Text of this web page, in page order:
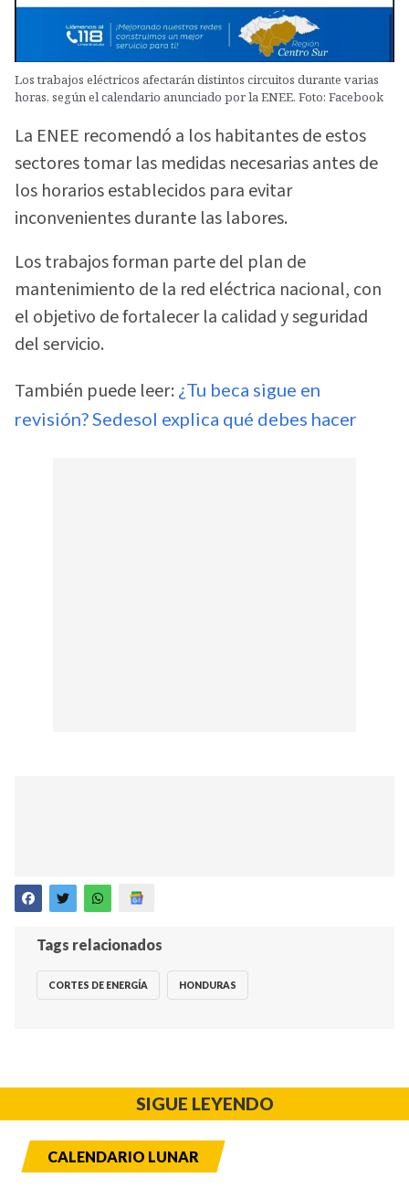
Los trabajos eléctricos afectarán distintos circuitos durante varias
horas, según el calendario anunciado por la ENEE. Foto: Facebook
La ENEE recomendó a los habitantes de estos
sectores tomar las medidas necesarias antes de
los horarios establecidos para evitar
inconvenientes durante las labores.
Los trabajos forman parte del plan de
mantenimiento de la red eléctrica nacional, con
el objetivo de fortalecer la calidad y seguridad
del servicio.
También puede leer: ¿Tu beca sigue en
revisión? Sedesol explica qué debes hacer
Tags relacionados
CORTES DE ENERGÍA HONDURAS
SIGUE LEYENDO
CALENDARIO LUNAR